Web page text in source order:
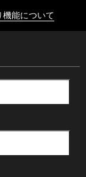
機能について